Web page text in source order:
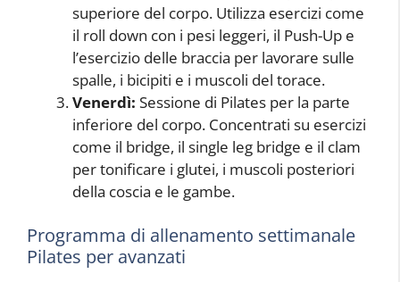
superiore del corpo. Utilizza esercizi come
il roll down con i pesi leggeri, il Push-Up e
l’esercizio delle braccia per lavorare sulle
spalle, i bicipiti e i muscoli del torace.
Venerdì: Sessione di Pilates per la parte
inferiore del corpo. Concentrati su esercizi
come il bridge, il single leg bridge e il clam
per tonificare i glutei, i muscoli posteriori
della coscia e le gambe.
Programma di allenamento settimanale
Pilates per avanzati